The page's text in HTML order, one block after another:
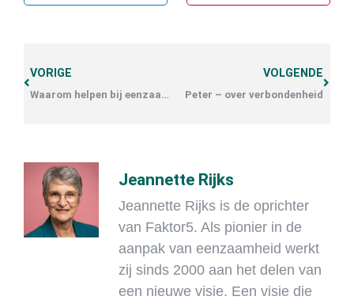
VORIGE
Waarom helpen bij eenzaamheid zo lastig is
VOLGENDE
Peter – over verbondenheid
Jeannette Rijks
Jeannette Rijks is de oprichter
van Faktor5. Als pionier in de
aanpak van eenzaamheid werkt
zij sinds 2000 aan het delen van
een nieuwe visie. Een visie die